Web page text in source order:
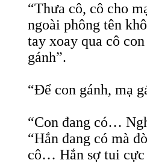
“Thưa cô, cô cho
ngoài phông tên
tay xoay qua cô
gánh”.
“Để con gánh, mạ
“Con đang có…
“Hắn đang có mà
cô… Hắn sợ tui cực